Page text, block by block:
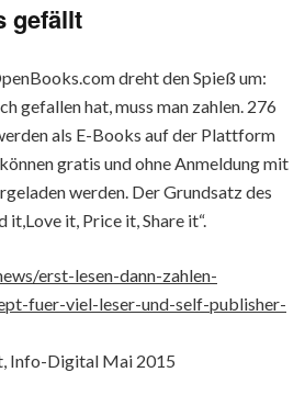
gefällt
dreht den Spieß um:
gefallen hat, muss man zahlen. 276
als E-Books auf der Plattform
gratis und ohne Anmeldung mit
werden. Der Grundsatz des
it,Love it, Price it, Share it“.
erst-lesen-dann-zahlen-
fuer-viel-leser-und-self-publisher-
Info-Digital Mai 2015